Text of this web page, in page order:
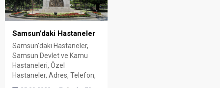
Samsun’daki Hastaneler
Samsun’daki Hastaneler,
Samsun Devlet ve Kamu
Hastaneleri, Özel
Hastaneler, Adres, Telefon,